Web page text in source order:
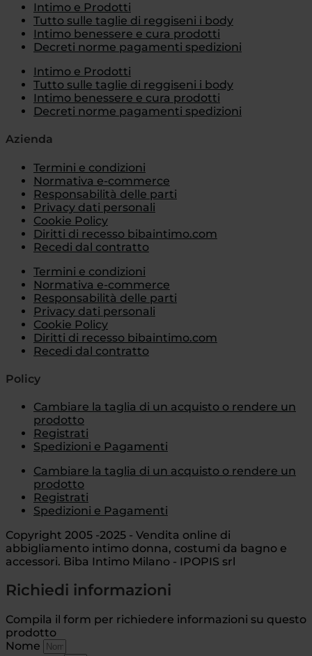
Intimo e Prodotti
Tutto sulle taglie di reggiseni i body
Intimo benessere e cura prodotti
Decreti norme pagamenti spedizioni
Intimo e Prodotti
Tutto sulle taglie di reggiseni i body
Intimo benessere e cura prodotti
Decreti norme pagamenti spedizioni
Azienda
Termini e condizioni
Normativa e-commerce
Responsabilità delle parti
Privacy dati personali
Cookie Policy
Diritti di recesso bibaintimo.com
Recedi dal contratto
Termini e condizioni
Normativa e-commerce
Responsabilità delle parti
Privacy dati personali
Cookie Policy
Diritti di recesso bibaintimo.com
Recedi dal contratto
Policy
Cambiare la taglia di un acquisto o rendere un
prodotto
Registrati
Spedizioni e Pagamenti
Cambiare la taglia di un acquisto o rendere un
prodotto
Registrati
Spedizioni e Pagamenti
Copyright 2005 -2025 - Vendita online di
abbigliamento intimo donna, costumi da bagno e
accessori. Biba Intimo Milano - IPOPIS srl
Richiedi informazioni
Compila il form per richiedere informazioni su questo
prodotto
Nome